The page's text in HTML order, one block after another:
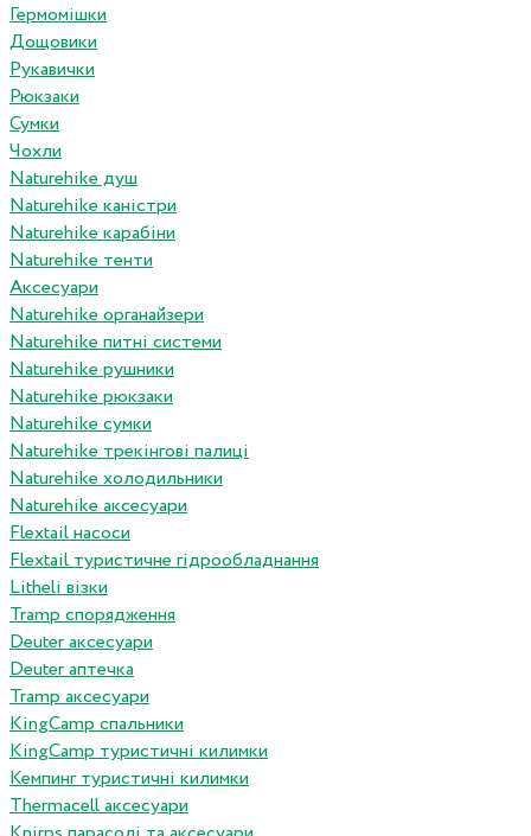
Гермомішки
Дощовики
Рукавички
Рюкзаки
Сумки
Чохли
Naturehike душ
Naturehike каністри
Naturehike карабіни
Naturehike тенти
Аксесуари
Naturehike органайзери
Naturehike питні системи
Naturehike рушники
Naturehike рюкзаки
Naturehike сумки
Naturehike трекінгові палиці
Naturehike холодильники
Naturehike аксесуари
Flextail насоси
Flextail туристичне гідрообладнання
Litheli візки
Tramp спорядження
Deuter аксесуари
Deuter аптечка
Tramp аксесуари
KingCamp спальники
KingCamp туристичні килимки
Кемпинг туристичні килимки
Thermacell аксесуари